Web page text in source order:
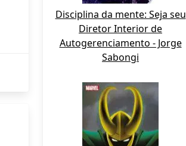
Disciplina da mente: Seja seu
Diretor Interior de
Autogerenciamento - Jorge
Sabongi